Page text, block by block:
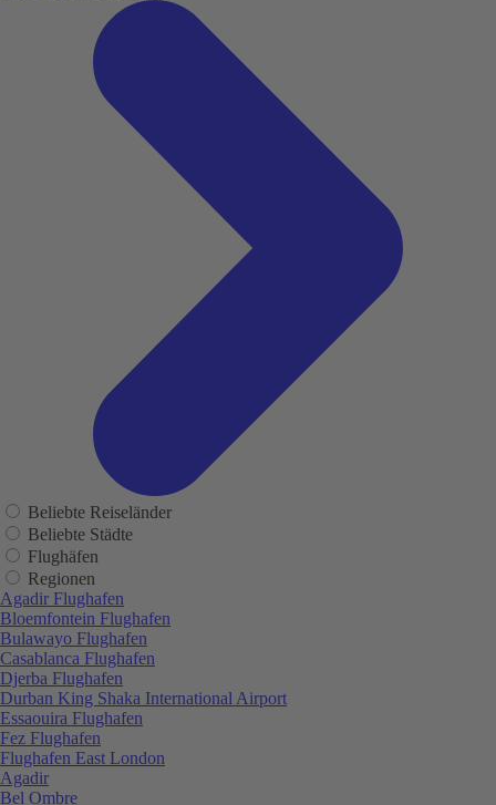
Beliebte Reiseländer
Beliebte Städte
Flughäfen
Regionen
Agadir Flughafen
Bloemfontein Flughafen
Bulawayo Flughafen
Casablanca Flughafen
Djerba Flughafen
Durban King Shaka International Airport
Essaouira Flughafen
Fez Flughafen
Flughafen East London
Agadir
Bel Ombre